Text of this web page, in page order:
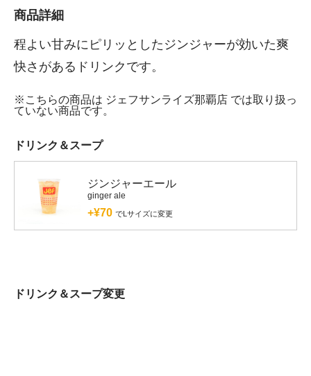
商品詳細
程よい甘みにピリッとしたジンジャーが効いた爽
快さがあるドリンクです。
※こちらの商品は ジェフサンライズ那覇店 では取り扱っ
ていない商品です。
ドリンク＆スープ
ジンジャーエール
ginger ale
+¥70 でLサイズに変更
ドリンク＆スープ変更